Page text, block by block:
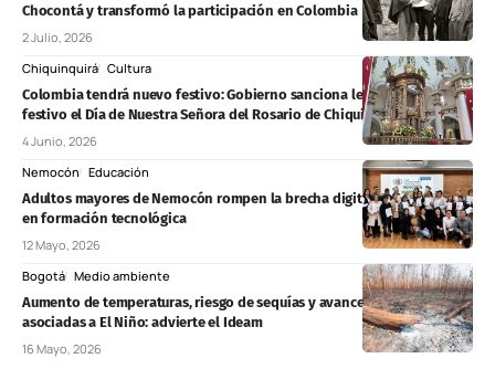
Chocontá y transformó la participación en Colombia
2 Julio, 2026
Chiquinquirá Cultura
Colombia tendrá nuevo festivo: Gobierno sanciona ley que declara
festivo el Día de Nuestra Señora del Rosario de Chiquinquirá
4 Junio, 2026
Nemocón Educación
Adultos mayores de Nemocón rompen la brecha digital tras graduarse
en formación tecnológica
12 Mayo, 2026
Bogotá Medio ambiente
Aumento de temperaturas, riesgo de sequías y avance de condiciones
asociadas a El Niño: advierte el Ideam
16 Mayo, 2026